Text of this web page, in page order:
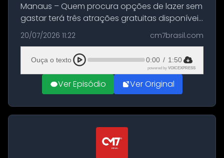
Manaus – Quem procura opções de lazer sem
gastar terá três atrações gratuitas disponíveis
entre esta segunda-feira (20) e quinta-feira
(23). A programação inclui uma exposição
dedicada à história das ...
20/07/2026 11:22 cm7brasil.com
Ouça o texto 0:00 / 1:50
powered by VOICEXPRESS
Ver Episódio Ver Original